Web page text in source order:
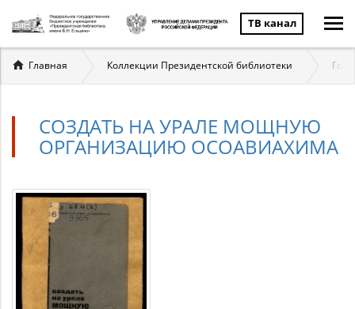
ТВ канал
Вы
здесь
Главная Коллекции Президентской библиотеки
СОЗДАТЬ НА УРАЛЕ МОЩНУЮ
ОРГАНИЗАЦИЮ ОСОАВИАХИМА